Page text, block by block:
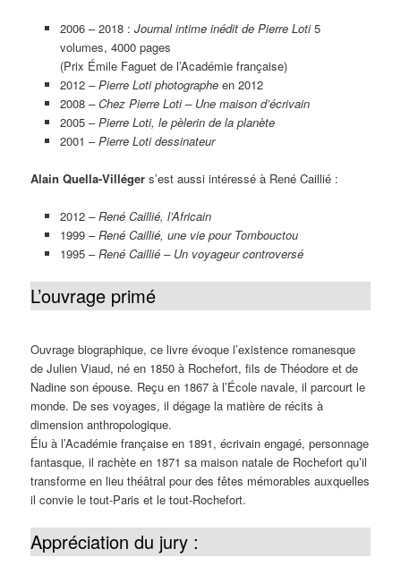
2006 – 2018 : Journal intime inédit de Pierre Loti5
volumes, 4000 pages
(Prix Émile Faguet de l’Académie française)
2012 – Pierre Loti photographeen 2012
2008 – Chez Pierre Loti – Une maison d’écrivain
2005 –Pierre Loti, le pèlerin de la planète
2001 –Pierre Loti dessinateur
Alain Quella-Villéger s’est aussi intéressé à René Caillié :
2012– René Caillié, l’Africain
1999 –René Caillié, une vie pour Tombouctou
1995 –René Caillié – Un voyageur controversé
L’ouvrage primé
Ouvrage biographique, ce livre évoque l’existence romanesque
de Julien Viaud, né en 1850 à Rochefort, fils de Théodore et de
Nadine son épouse. Reçu en 1867 à l’École navale, il parcourt le
monde. De ses voyages, il dégage la matière de récits à
dimension anthropologique.
Élu à l’Académie française en 1891, écrivain engagé, personnage
fantasque, il rachète en 1871 sa maison natale de Rochefort qu’il
transforme en lieu théâtral pour des fêtes mémorables auxquelles
il convie le tout-Paris et le tout-Rochefort.
Appréciation du jury :